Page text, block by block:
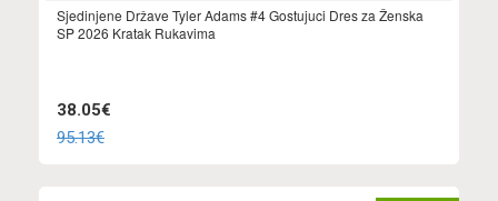
Sjedinjene Države Tyler Adams #4 Gostujuci Dres za Ženska
SP 2026 Kratak Rukavima
38.05€
95.13€